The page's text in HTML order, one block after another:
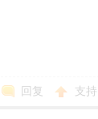
回复 支持